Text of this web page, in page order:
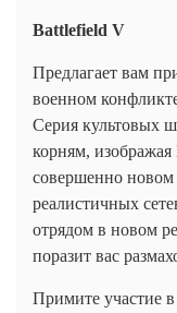
Battlefield V
Предлагает вам
военном
Серия культовых
корням,
совершенно новом
реалистичных
отрядом в новом
поразит вас
Примите участие